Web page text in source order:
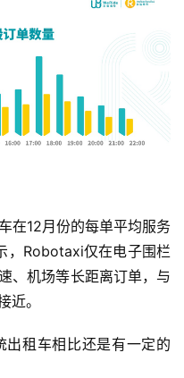
在12月份的每单平均服务
，Robotaxi仅在电子围栏
、机场等长距离订单，与
近。
租车相比还是有一定的